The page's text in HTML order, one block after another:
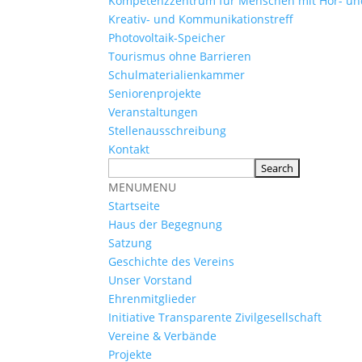
Kreativ- und Kommunikationstreff
Photovoltaik-Speicher
Tourismus ohne Barrieren
Schulmaterialienkammer
Seniorenprojekte
Veranstaltungen
Stellenausschreibung
Kontakt
MENUMENU
Startseite
Haus der Begegnung
Satzung
Geschichte des Vereins
Unser Vorstand
Ehrenmitglieder
Initiative Transparente Zivilgesellschaft
Vereine & Verbände
Projekte